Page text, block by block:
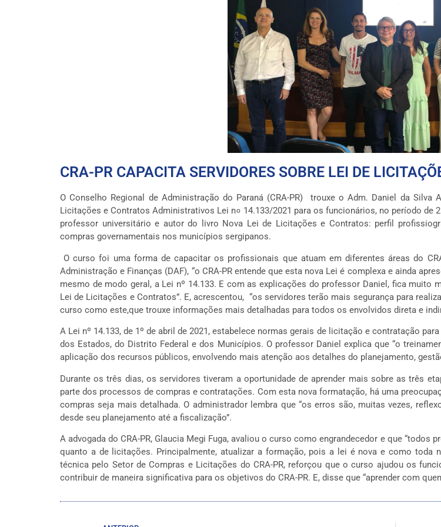
CRA-PR CAPACITA SERVIDORES SOBRE LEI DE
O Conselho Regional de Administração do Paraná (CRA-PR) trouxe o Adm. Daniel da
Licitações e Contratos Administrativos Lei n० 14.133/2021 para os funcionários, no período de
professor universitário e autor do livro Nova Lei de Licitações e Contratos: perfil
compras governamentais nos municípios sergipanos.
O curso foi uma forma de capacitar os profissionais que atuam em diferentes áreas do
Administração e Finanças (DAF), “o CRA-PR entende que esta nova Lei é complexa e ainda
mesmo de modo geral, a Lei nº 14.133. E com as explicações do professor Daniel, fica muito
Lei de Licitações e Contratos”. E, acrescentou, “os servidores terão mais segurança para
curso como este,que trouxe informações mais detalhadas para todos os envolvidos direta e
A Lei nº 14.133, de 1º de abril de 2021, estabelece normas gerais de licitação e contratação
dos Estados, do Distrito Federal e dos Municípios. O professor Daniel explica que “o
aplicação dos recursos públicos, envolvendo mais atenção aos detalhes do planejamento,
Durante os três dias, os servidores tiveram a oportunidade de aprender mais sobre as três
parte dos processos de compras e contratações. Com esta nova formatação, há uma
compras seja mais detalhada. O administrador lembra que “os erros são, muitas vezes,
desde seu planejamento até a fiscalização”.
A advogada do CRA-PR, Glaucia Megi Fuga, avaliou o curso como engrandecedor e que
quanto a de licitações. Principalmente, atualizar a formação, pois a lei é nova e como toda
técnica pelo Setor de Compras e Licitações do CRA-PR, reforçou que o curso ajudou os
contribuir de maneira significativa para os objetivos do CRA-PR. E, disse que “aprender com